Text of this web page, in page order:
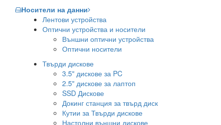
Носители на данни
Лентови устройства
Оптични устройства и носители
Външни оптични устройства
Оптични носители
Твърди дискове
3.5" дискове за PC
2.5" дискове за лаптоп
SSD Дискове
Докинг станция за твърд диск
Кутии за Твърди дискове
Настолни външни дискове